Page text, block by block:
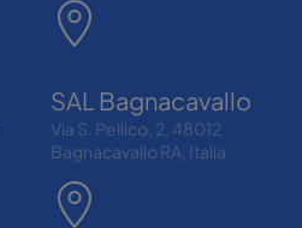
SAL Bagnacavallo
Via S. Pellico, 2, 48012
Bagnacavallo RA, Italia